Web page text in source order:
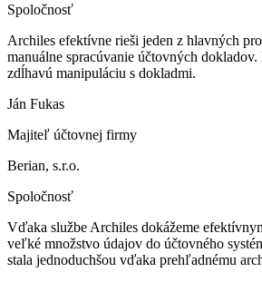
Spoločnosť
Archiles efektívne rieši jeden z hlavných
manuálne spracúvanie účtovných dokladov.
zdĺhavú manipuláciu s dokladmi.
Ján Fukas
Majiteľ účtovnej firmy
Berian, s.r.o.
Spoločnosť
Vďaka službe Archiles dokážeme
veľké množstvo údajov do účtovného
stala jednoduchšou vďaka prehľadnému